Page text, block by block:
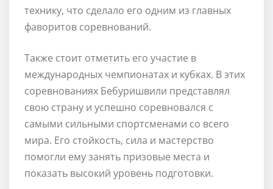
технику, что сделало его одним из главных
фаворитов соревнований.
Также стоит отметить его участие в
международных чемпионатах и кубках. В этих
соревнованиях Бебуришвили представлял
свою страну и успешно соревновался с
самыми сильными спортсменами со всего
мира. Его стойкость, сила и мастерство
помогли ему занять призовые места и
показать высокий уровень подготовки.